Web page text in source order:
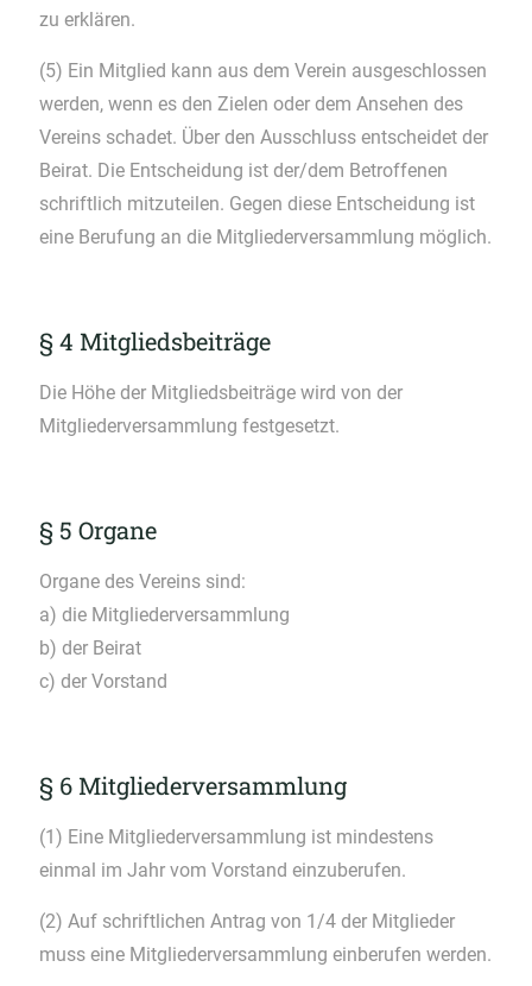
zu erklären.
(5) Ein Mitglied kann aus dem Verein ausgeschlossen
werden, wenn es den Zielen oder dem Ansehen des
Vereins schadet. Über den Ausschluss entscheidet der
Beirat. Die Entscheidung ist der/dem Betroffenen
schriftlich mitzuteilen. Gegen diese Entscheidung ist
eine Berufung an die Mitgliederversammlung möglich.
§ 4 Mitgliedsbeiträge
Die Höhe der Mitgliedsbeiträge wird von der
Mitgliederversammlung festgesetzt.
§ 5 Organe
Organe des Vereins sind:
a) die Mitgliederversammlung
b) der Beirat
c) der Vorstand
§ 6 Mitgliederversammlung
(1) Eine Mitgliederversammlung ist mindestens
einmal im Jahr vom Vorstand einzuberufen.
(2) Auf schriftlichen Antrag von 1/4 der Mitglieder
muss eine Mitgliederversammlung einberufen werden.